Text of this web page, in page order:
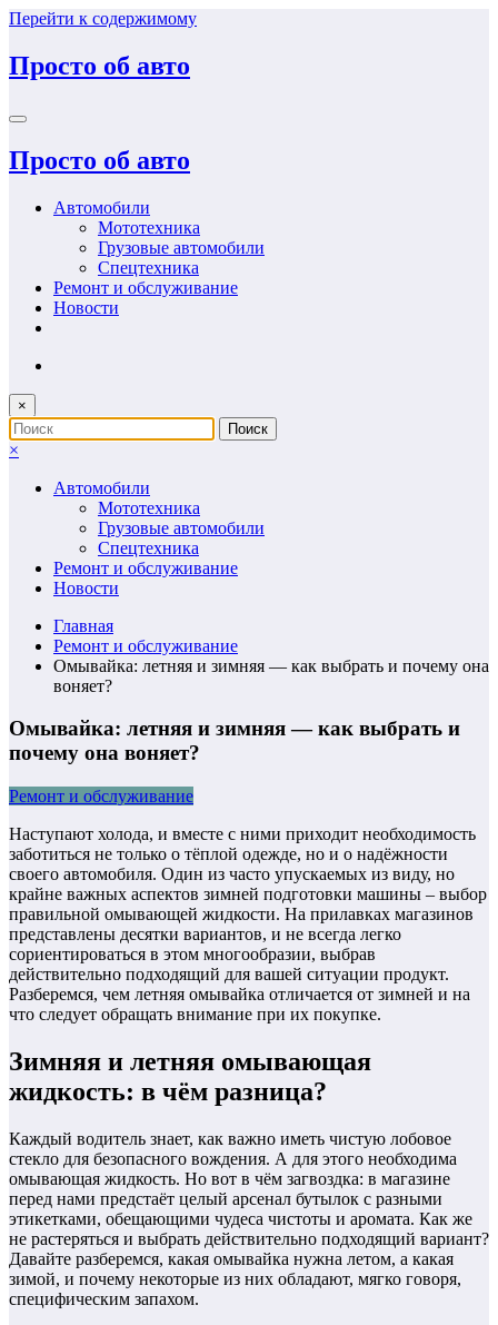
Перейти к содержимому
Просто об авто
Просто об авто
Автомобили
Мототехника
Грузовые автомобили
Спецтехника
Ремонт и обслуживание
Новости
×
×
Автомобили
Мототехника
Грузовые автомобили
Спецтехника
Ремонт и обслуживание
Новости
Главная
Ремонт и обслуживание
Омывайка: летняя и зимняя — как выбрать и почему она
воняет?
Омывайка: летняя и зимняя — как выбрать и
почему она воняет?
Ремонт и обслуживание
Наступают холода, и вместе с ними приходит необходимость
заботиться не только о тёплой одежде, но и о надёжности
своего автомобиля. Один из часто упускаемых из виду, но
крайне важных аспектов зимней подготовки машины – выбор
правильной омывающей жидкости. На прилавках магазинов
представлены десятки вариантов, и не всегда легко
сориентироваться в этом многообразии, выбрав
действительно подходящий для вашей ситуации продукт.
Разберемся, чем летняя омывайка отличается от зимней и на
что следует обращать внимание при их покупке.
Зимняя и летняя омывающая
жидкость: в чём разница?
Каждый водитель знает, как важно иметь чистую лобовое
стекло для безопасного вождения. А для этого необходима
омывающая жидкость. Но вот в чём загвоздка: в магазине
перед нами предстаёт целый арсенал бутылок с разными
этикетками, обещающими чудеса чистоты и аромата. Как же
не растеряться и выбрать действительно подходящий вариант?
Давайте разберемся, какая омывайка нужна летом, а какая
зимой, и почему некоторые из них обладают, мягко говоря,
специфическим запахом.